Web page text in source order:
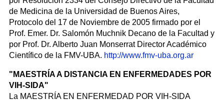
de Medicina de la Universidad de Buenos Aires,
Protocolo del 17 de Noviembre de 2005 firmado por el
Prof. Emer. Dr. Salomón Muchnik Decano de la Facultad y
por Prof. Dr. Alberto Juan Monserrat Director Académico
Científico de la FMV-UBA. http://www.fmv-uba.org.ar
"MAESTRÍA A DISTANCIA EN ENFERMEDADES POR
VIH-SIDA"
La MAESTRÍA EN ENFERMEDAD POR VIH-SIDA